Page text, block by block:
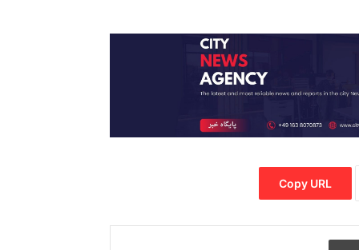
Copy URL
Share
Print